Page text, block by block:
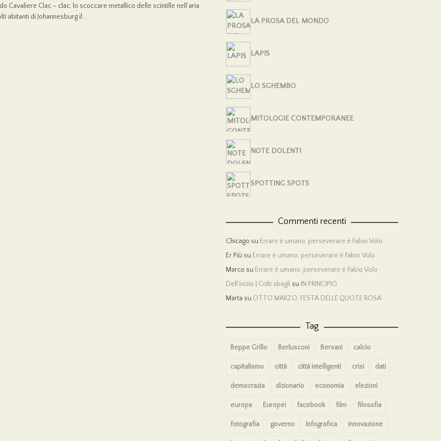
Cavaliere Clac – clac, lo scoccare metallico delle scintille nell’aria
abitanti di Johannesburg il...
LA PROSA DEL MONDO
LAPIS
LO SGHEMBO
MITOLOGIE CONTEMPORANEE
NOTE DOLENTI
SPOTTING SPOTS
Commenti recenti
Chicago su Errare è umano, perseverare è Fabio Volo
Er Più su Errare è umano, perseverare è Fabio Volo
Marco su Errare è umano, perseverare è Fabio Volo
Dell’inizio | Colti sbagli su IN PRINCIPIO
Marta su OTTO MARZO, FESTA DELLE QUOTE ROSA
Tag
Beppe Grillo Berlusconi Bersani calcio
capitalismo città città intelligenti crisi dati
democrazia dizionario economia elezioni
europa Europei facebook film filosofia
fotografia governo infografica innovazione